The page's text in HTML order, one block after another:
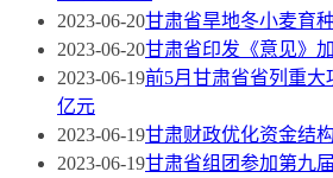
2023-06-20甘肃省旱地冬小麦育
2023-06-20甘肃省印发《意见》
2023-06-19前5月甘肃省省列重
亿元
2023-06-19甘肃财政优化资金结
2023-06-19甘肃省组团参加第九